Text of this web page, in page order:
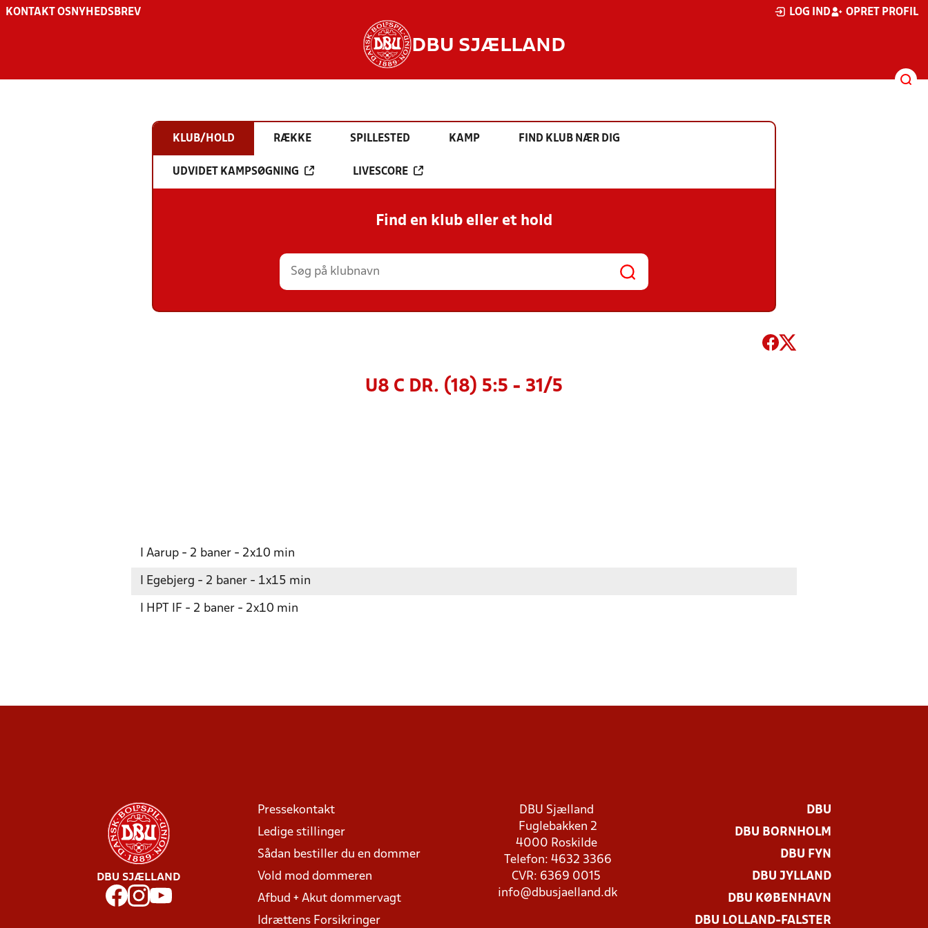
KONTAKT OS NYHEDSBREV LOG IND OPRET PROFIL
DBU SJÆLLAND
KLUB/HOLD RÆKKE SPILLESTED KAMP FIND KLUB NÆR DIG
UDVIDET KAMPSØGNING LIVESCORE
Find en klub eller et hold
U8 C DR. (18) 5:5 - 31/5
I Aarup - 2 baner - 2x10 min
I Egebjerg - 2 baner - 1x15 min
I HPT IF - 2 baner - 2x10 min
DBU SJÆLLAND
Pressekontakt
Ledige stillinger
Sådan bestiller du en dommer
Vold mod dommeren
Afbud + Akut dommervagt
Idrættens Forsikringer
DBU Sjælland
Fuglebakken 2
4000 Roskilde
Telefon: 4632 3366
CVR: 6369 0015
info@dbusjaelland.dk
DBU
DBU BORNHOLM
DBU FYN
DBU JYLLAND
DBU KØBENHAVN
DBU LOLLAND-FALSTER